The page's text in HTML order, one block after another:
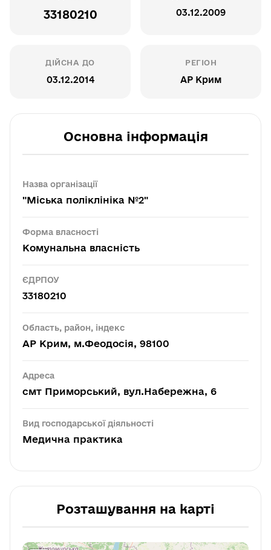
33180210 03.12.2009
ДІЙСНА ДО
03.12.2014
РЕГІОН
АР Крим
Основна інформація
Назва організації
"Міська поліклініка №2"
Форма власності
Комунальна власність
ЄДРПОУ
33180210
Область, район, індекс
АР Крим, м.Феодосія, 98100
Адреса
смт Приморський, вул.Набережна, 6
Вид господарської діяльності
Медична практика
Розташування на карті